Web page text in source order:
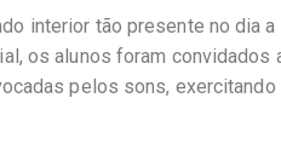
interior tão presente no dia
os alunos foram
pelos sons,